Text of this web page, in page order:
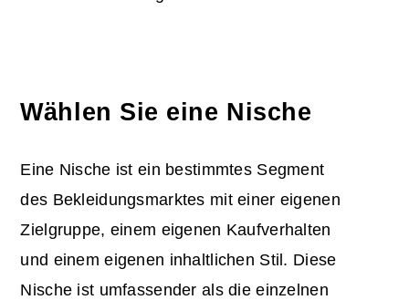
Wählen Sie eine Nische
Eine Nische ist ein bestimmtes Segment
des Bekleidungsmarktes mit einer eigenen
Zielgruppe, einem eigenen Kaufverhalten
und einem eigenen inhaltlichen Stil. Diese
Nische ist umfassender als die einzelnen